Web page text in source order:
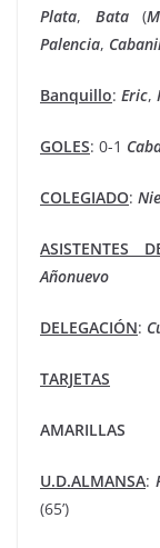
Plata, Bata(
Palencia,
Banquillo: Eric,
GOLES: 0-1
COLEGIADO:
ASISTENTES
Añonuevo
DELEGACIÓN:
TARJETAS
AMARILLAS
U.D.ALMANSA:
(65’)